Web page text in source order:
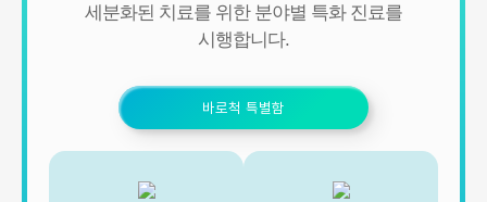
세분화된 치료를 위한 분야별 특화 진료를
시행합니다.
바로척 특별함